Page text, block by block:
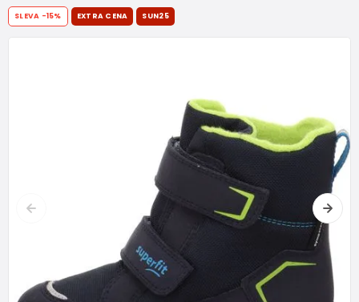
SLEVA -15% EXTRA CENA SUN25